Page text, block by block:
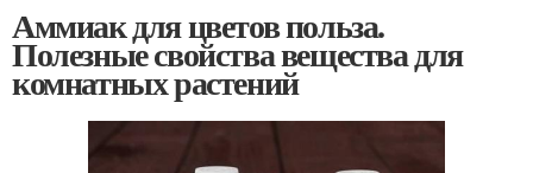
Аммиак для цветов польза.
Полезные свойства вещества для
комнатных растений